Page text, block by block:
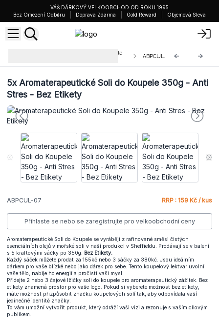
VÁŠ DÁRKOVÝ VELKOOBCHOD OD ROKU 1995
Bez Omezení Odběru
Doprava Zdarma Gold Reward Objemová Sleva
Aromaterapeutické Soli do Koupele
5xAromaterapeutické Soli do Koupele 350g - Anti
Stres - Bez Etikety
ABPCUL-07 RRP : 159 Kč / kus
Přihlaste se nebo se zaregistrujte pro velkoobchodní ceny
Aromaterapeutické Soli do Koupele se vyrábějí z rafinované směsi čistých
esenciálních olejů v mořské soli v naší produkci v Sheffieldu. Prodávají se v balení
s 5 kraftovými sáčky po 350g. Bez Etikety.
Každý sáček můžete prodat za 155kč nebo 3 sáčky za 380kč. Jsou ideálním
dárkem pro vaše blízké nebo jako dárek pro sebe. Tento koupelový lektvar uvolní
vaše tělo, nabije ho energií a pročistí vaši mysl.
Přidejte 2 nebo 3 čajové lžičky soli do koupele pro aromaterapeutický zážitek. Bez
etikety znamená prostor pro vaše logo. Pokud si vyberete možnost bez etikety,
máte možnost přizpůsobit značku koupelových solí tak, aby odpovídala vaší
jedinečné identitě značky.
To vám umožní vytvořit produkt, který odráží vaši vizi a rezonuje s vaším cílovým
publikem.